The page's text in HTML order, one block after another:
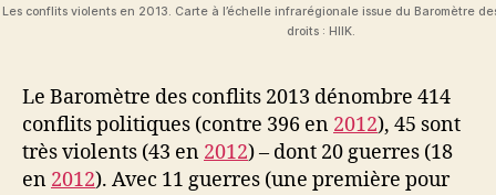
Les conflits violents en 2013. Carte à l’échelle infrarégionale issue du Baromètre
droits : HIIK.
Le Baromètre des conflits 2013 dénombre 414
conflits politiques (contre 396 en 2012), 45 sont
très violents (43 en 2012) – dont 20 guerres (18
en 2012). Avec 11 guerres (une première pour